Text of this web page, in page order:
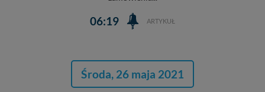
06:19 ARTYKUŁ
Środa, 26 maja 2021